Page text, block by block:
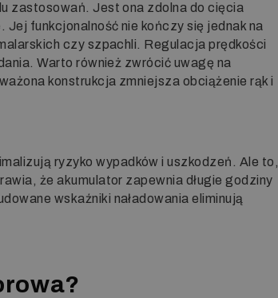
zastosowań. Jest ona zdolna do cięcia
funkcjonalność nie kończy się jednak na
czy szpachli. Regulacja prędkości
Warto również zwrócić uwagę na
konstrukcja zmniejsza obciążenie rąk i
ryzyko wypadków i uszkodzeń. Ale to,
że akumulator zapewnia długie godziny
wskaźniki naładowania eliminują